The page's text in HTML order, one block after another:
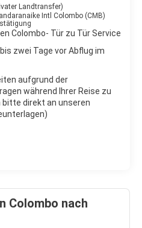
Landtransfer)
Intl Colombo (CMB)
Colombo- Tür zu Tür Service
zwei Tage vor Abflug im
aufgrund der
während Ihrer Reise zu
bitte direkt an unseren
Colombo nach